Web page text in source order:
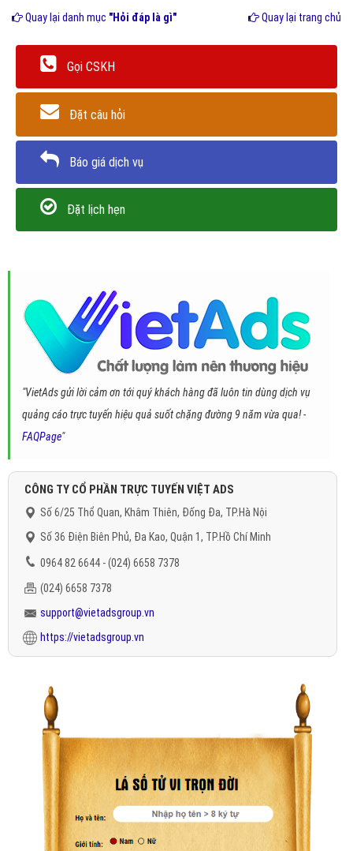
Quay lại danh mục "Hỏi đáp là gì" Quay lại trang chủ
Gọi CSKH
Đặt câu hỏi
Báo giá dịch vụ
Đặt lịch hẹn
"VietAds gửi lời cảm ơn tới quý khách hàng đã luôn tin dùng dịch vụ
quảng cáo trực tuyến hiệu quả suốt chặng đường 9 năm vừa qua! -
FAQPage"
CÔNG TY CỔ PHẦN TRỰC TUYẾN VIỆT ADS
Số 6/25 Thổ Quan, Khâm Thiên, Đống Đa, TP.Hà Nội
Số 36 Điện Biên Phủ, Đa Kao, Quận 1, TP.Hồ Chí Minh
0964 82 6644 - (024) 6658 7378
(024) 6658 7378
support@vietadsgroup.vn
https://vietadsgroup.vn